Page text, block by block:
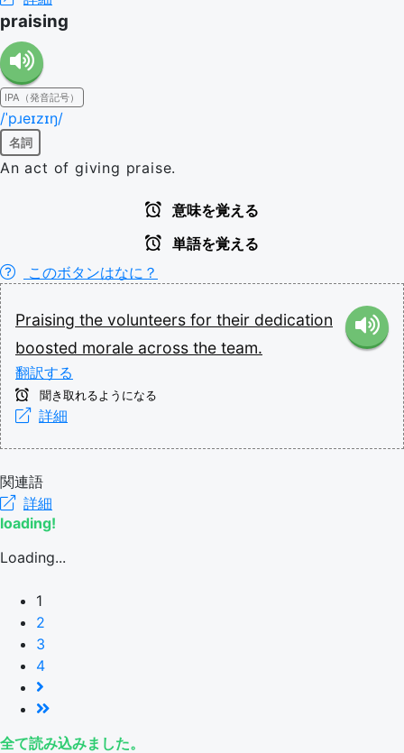
praising
IPA（発音記号）
/ˈpɹeɪzɪŋ/
名詞
An act of giving praise.
意味を覚える
単語を覚える
このボタンはなに？
Praising the volunteers for their dedication
boosted morale across the team.
翻訳する
聞き取れるようになる
詳細
関連語
詳細
loading!
Loading...
1
2
3
4
全て読み込みました。